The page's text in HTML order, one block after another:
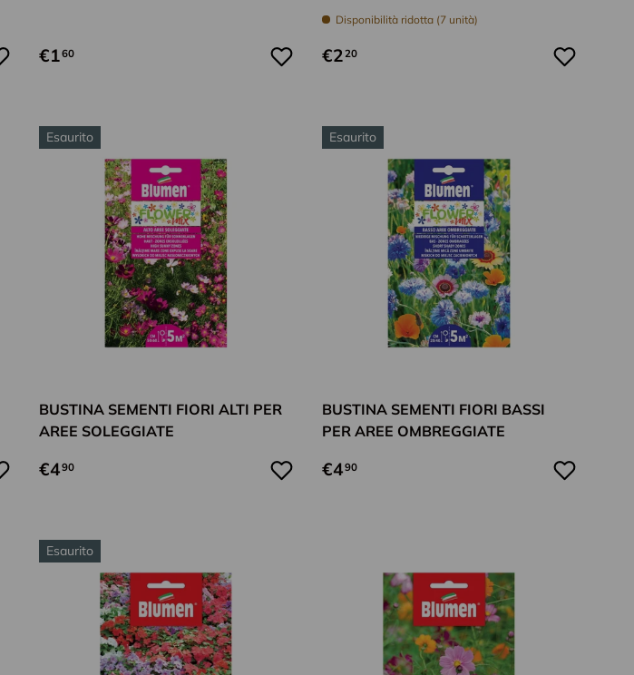
€160
Disponibilità ridotta (7 unità)
€2 20
Esaurito
BUSTINA SEMENTI FIORI ALTI PER
AREE SOLEGGIATE
€490
Esaurito
BUSTINA SEMENTI FIORI BASSI
PER AREE OMBREGGIATE
€490
Esaurito